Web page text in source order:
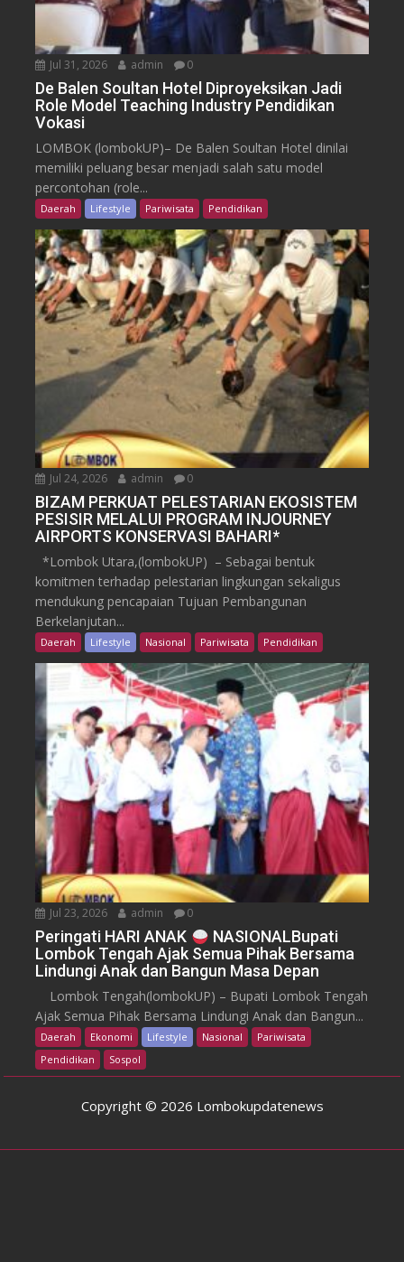
Jul 31, 2026 admin 0
De Balen Soultan Hotel Diproyeksikan Jadi
Role Model Teaching Industry Pendidikan
Vokasi
LOMBOK (lombokUP)– De Balen Soultan Hotel dinilai
memiliki peluang besar menjadi salah satu model
percontohan (role...
Daerah Lifestyle Pariwisata Pendidikan
Jul 24, 2026 admin 0
BIZAM PERKUAT PELESTARIAN EKOSISTEM
PESISIR MELALUI PROGRAM INJOURNEY
AIRPORTS KONSERVASI BAHARI*
*Lombok Utara,(lombokUP) – Sebagai bentuk
komitmen terhadap pelestarian lingkungan sekaligus
mendukung pencapaian Tujuan Pembangunan
Berkelanjutan...
Daerah Lifestyle Nasional Pariwisata Pendidikan
Jul 23, 2026 admin 0
Peringati HARI ANAK
NASIONALBupati
Lombok Tengah Ajak Semua Pihak Bersama
Lindungi Anak dan Bangun Masa Depan
Lombok Tengah(lombokUP) – Bupati Lombok Tengah
Ajak Semua Pihak Bersama Lindungi Anak dan Bangun...
Daerah Ekonomi Lifestyle Nasional
Pariwisata
Pendidikan
Sospol
Copyright © 2026 Lombokupdatenews